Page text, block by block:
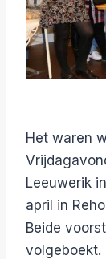
Het waren
Leeuwerik
april in
Beide
volgeboekt.